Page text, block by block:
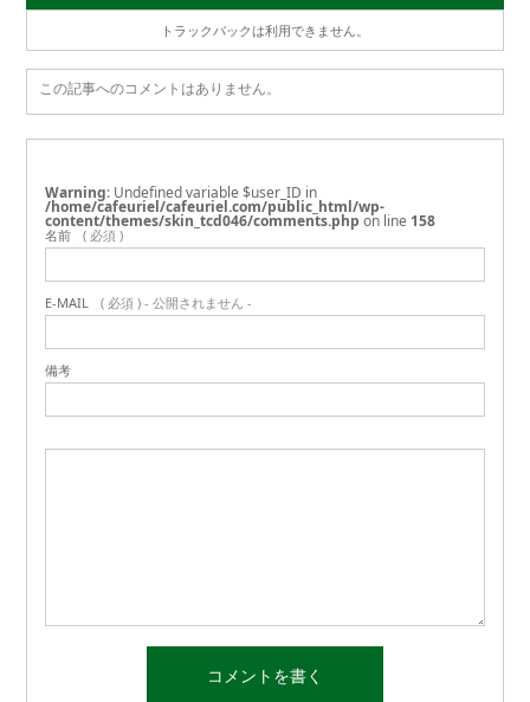
トラックバックは利用できません。
この記事へのコメントはありません。
Warning : Undefined variable $user_ID in
/home/cafeuriel/cafeuriel.com/public_html/wp-
content/themes/skin_tcd046/comments.php on line 158
名前 ( 必須 )
E-MAIL ( 必須 ) - 公開されません -
備考